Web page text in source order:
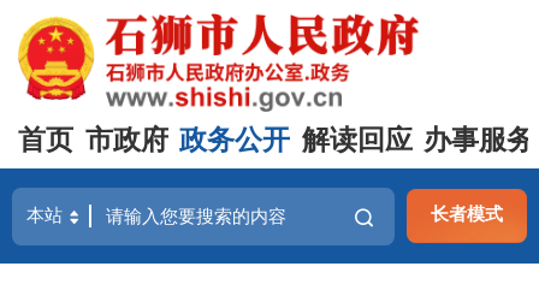
首页 市政府 政务公开 解读回应 办事服务
长者模式